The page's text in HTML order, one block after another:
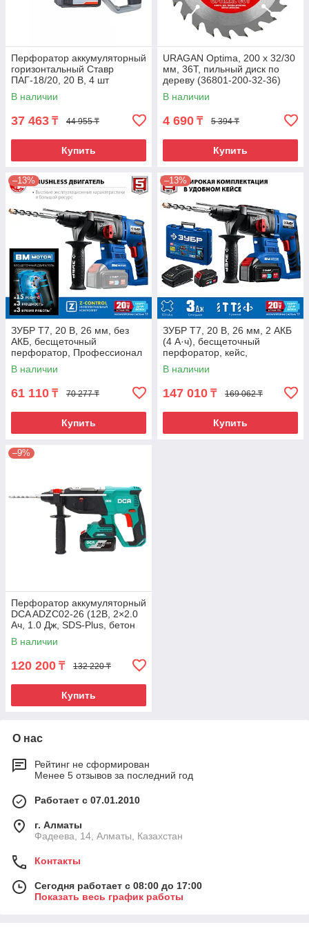
Перфоратор аккумуляторный
горизонтальный Ставр
ПАГ-18/20, 20 В, 4 шт
В наличии
37 463 ₸ 44 955 ₸
Купить
URAGAN Optima, 200 х 32/30
мм, 36Т, пильный диск по
дереву (36801-200-32-36)
В наличии
4 690 ₸ 5 394 ₸
Купить
–13%
ЗУБР Т7, 20 В, 26 мм, без
АКБ, бесщеточный
перфоратор, Профессионал
(PB-260)
В наличии
61 110 ₸ 70 277 ₸
Купить
–13%
ЗУБР Т7, 20 В, 26 мм, 2 АКБ
(4 А·ч), бесщеточный
перфоратор, кейс,
Профессионал (PB-260-42)
В наличии
147 010 ₸ 169 062 ₸
Купить
–9%
Перфоратор аккумуляторный
DCA ADZC02-26 (12В, 2×2.0
Ач, 1.0 Дж, SDS-Plus, бетон
12 мм, 0–900 об/мин, 1.3 кг)
В наличии
120 200 ₸ 132 220 ₸
Купить
О нас
Рейтинг не сформирован
Менее 5 отзывов за последний год
Работает с 07.01.2010
г. Алматы
Фадеева, 14, Алматы, Казахстан
Контакты
Сегодня работает с 08:00 до 17:00
Показать весь график работы